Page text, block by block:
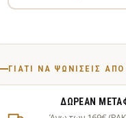
ΓΙΑΤΊ ΝΑ ΨΩΝΊΣΕΙΣ ΑΠΌ
ΔΩΡΕΆΝ